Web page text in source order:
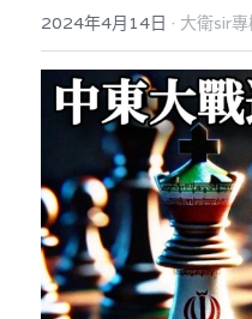
宏福苑聽證會
宏福火災正視聽
記錄．宏福苑火災
中國
國際
反華推手你要知
反華推手懶人包
KOL 專欄
2024年4月14日 · 大衛sir專